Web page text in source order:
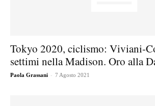
Tokyo 2020, ciclismo: Viviani-
settimi nella Madison. Oro alla
Paola Grassani - 7 Agosto 2021